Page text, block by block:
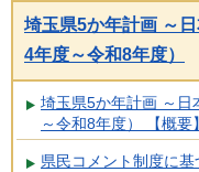
埼玉県5か年計画 ～
4年度～令和8年度）
埼玉県5か年計画 ～
～令和8年度） 【概要】
県民コメント制度に基